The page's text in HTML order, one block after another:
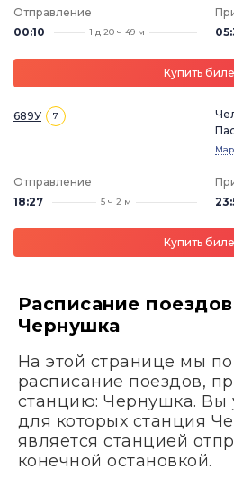
Отправление
00:10
1 д 20 ч 49 м
Купить
689У 7
Отправление
18:27
5 ч 2 м
Купить
Расписание
Чернушка
На этой странице мы
расписание поездов,
станцию: Чернушка. Вы
для которых станция
является станцией
конечной остановкой.